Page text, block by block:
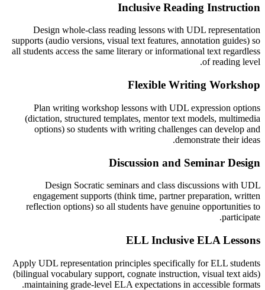
Inclusive Reading Instruction
Design whole-class reading lessons with UDL representation
supports (audio versions, visual text features, annotation guides) so
all students access the same literary or informational text regardless
of reading level.
Flexible Writing Workshop
Plan writing workshop lessons with UDL expression options
(dictation, structured templates, mentor text models, multimedia
options) so students with writing challenges can develop and
demonstrate their ideas.
Discussion and Seminar Design
Design Socratic seminars and class discussions with UDL
engagement supports (think time, partner preparation, written
reflection options) so all students have genuine opportunities to
participate.
ELL Inclusive ELA Lessons
Apply UDL representation principles specifically for ELL students
(bilingual vocabulary support, cognate instruction, visual text aids)
maintaining grade-level ELA expectations in accessible formats.